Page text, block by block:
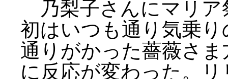
乃梨子さんにマリア
初はいつも通り気乗
通りがかった薔薇さ
に反応が変わった。